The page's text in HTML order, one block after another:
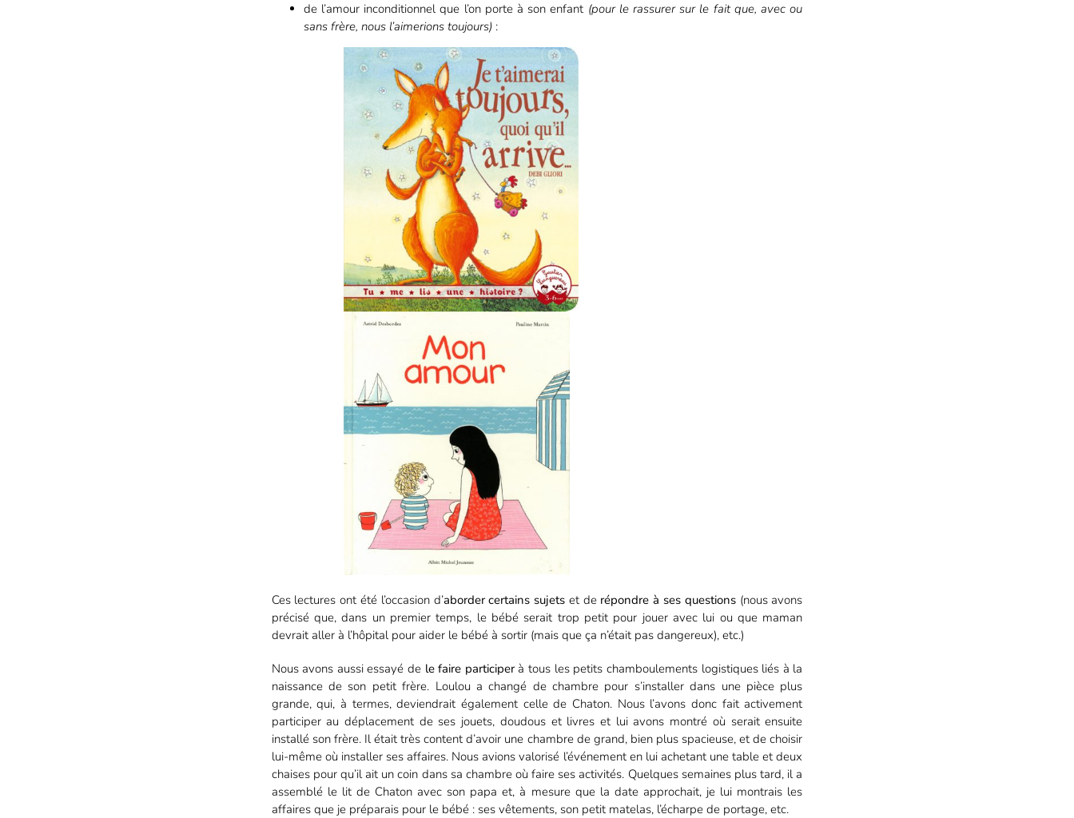
de l’amour inconditionnel que l’on porte à son enfant (pour le rassurer sur le fait que, avec ou
sans frère, nous l’aimerions toujours) :
Ces lectures ont été l’occasion d’aborder certains sujets et derépondre à ses questions (nous avons
précisé que, dans un premier temps, le bébé serait trop petit pour jouer avec lui ou que maman
devrait aller à l’hôpital pour aider le bébé à sortir (mais que ça n’était pas dangereux), etc.)
Nous avons aussi essayé de le faire participerà tous les petits chamboulements logistiques liés à la
naissance de son petit frère. Loulou a changé de chambre pour s’installer dans une pièce plus
grande, qui, à termes, deviendrait également celle de Chaton. Nous l’avons donc fait activement
participer au déplacement de ses jouets, doudous et livres et lui avons montré où serait ensuite
installé son frère. Il était très content d’avoir une chambre de grand, bien plus spacieuse, et de choisir
lui-même où installer ses affaires. Nous avions valorisé l’événement en lui achetant une table et deux
chaises pour qu’il ait un coin dans sa chambre où faire ses activités. Quelques semaines plus tard, il a
assemblé le lit de Chaton avec son papa et, à mesure que la date approchait, je lui montrais les
affaires que je préparais pour le bébé : ses vêtements, son petit matelas, l’écharpe de portage, etc.